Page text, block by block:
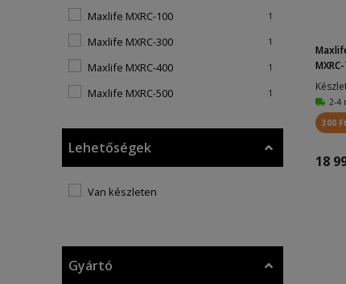
Maxlife MXRC-100 1
Maxlife MXRC-300 1
Maxlife MXRC-400 1
Maxlife MXRC-500 1
Lehetőségek
Van készleten
Gyártó
2-4
300
18